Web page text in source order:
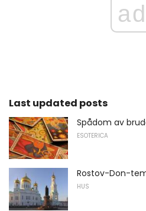
ad
Last updated posts
Spådom av
ESOTERICA
Rostov-Don-
HUS